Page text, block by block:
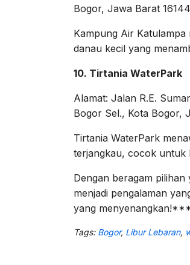
Bogor, Jawa Barat
Kampung Air
danau kecil yang
10. Tirtania WaterPark
Alamat: Jalan R.E.
Bogor Sel., Kota Bogor,
Tirtania WaterPark
terjangkau, cocok untuk
Dengan beragam
menjadi pengalaman
yang menyenangkan!***
Tags: Bogor, Libur Lebaran,